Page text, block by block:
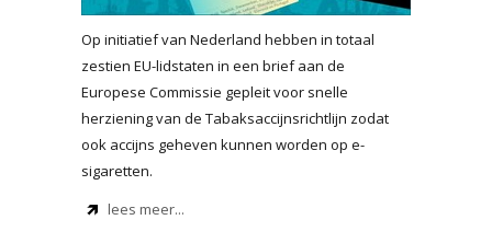
Op initiatief van Nederland hebben in totaal
zestien EU-lidstaten in een brief aan de
Europese Commissie gepleit voor snelle
herziening van de Tabaksaccijnsrichtlijn zodat
ook accijns geheven kunnen worden op e-
sigaretten.
lees meer...